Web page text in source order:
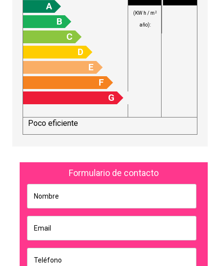
(KW h / m 2
año):
A
B
C
D
E
F
G
Poco eficiente
Formulario de contacto